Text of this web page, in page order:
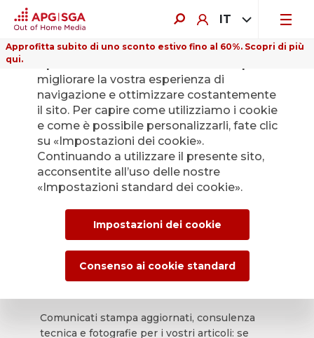
IT
Approfitta subito di uno sconto estivo fino al 60%. Scopri di più
qui.
Indietro
L’Ufficio stampa di
APG|SGA per le
news e i comunicati
stampa.
Comunicati stampa aggiornati, consulenza
tecnica e fotografie per i vostri articoli: se
migliorare la vostra esperienza di
navigazione e ottimizzare costantemente
il sito. Per capire come utilizziamo i cookie
e come è possibile personalizzarli, fate clic
su «Impostazioni dei cookie».
Continuando a utilizzare il presente sito,
acconsentite all’uso delle nostre
«Impostazioni standard dei cookie».
Impostazioni dei cookie
Consenso ai cookie standard